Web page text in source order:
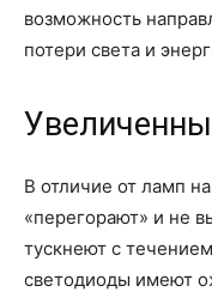
возможность
потери света и
В отличие от ламп
«перегорают» и не
тускнеют с
светодиоды имеют